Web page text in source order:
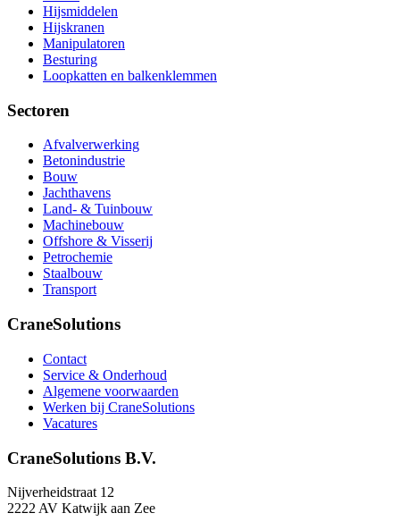
Hijsmiddelen
Hijskranen
Manipulatoren
Besturing
Loopkatten en balkenklemmen
Sectoren
Afvalverwerking
Betonindustrie
Bouw
Jachthavens
Land- & Tuinbouw
Machinebouw
Offshore & Visserij
Petrochemie
Staalbouw
Transport
CraneSolutions
Contact
Service & Onderhoud
Algemene voorwaarden
Werken bij CraneSolutions
Vacatures
CraneSolutions B.V.
Nijverheidstraat 12
2222 AV Katwijk aan Zee